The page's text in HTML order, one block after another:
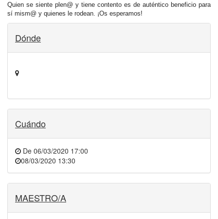
Quien se siente plen@ y tiene contento es de auténtico beneficio para
sí mism@ y quienes le rodean. ¡Os esperamos!
Dónde
Cuándo
De 06/03/2020 17:00
08/03/2020 13:30
MAESTRO/A